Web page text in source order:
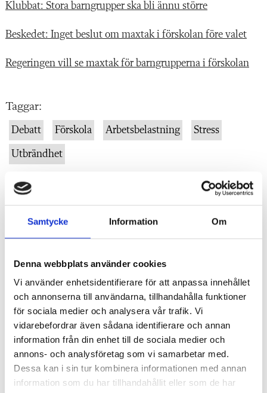
Samtycke Information Om
Denna webbplats använder cookies
Vi använder enhetsidentifierare för att anpassa innehållet
och annonserna till användarna, tillhandahålla funktioner
för sociala medier och analysera vår trafik. Vi
vidarebefordrar även sådana identifierare och annan
information från din enhet till de sociala medier och
annons- och analysföretag som vi samarbetar med.
Dessa kan i sin tur kombinera informationen med annan
information som du har tillhandahållit eller som de har
Klubbat: Stora barngrupper ska bli ännu större
Beskedet: Inget beslut om maxtak i förskolan före valet
Regeringen vill se maxtak för barngrupperna i förskolan
Taggar:
Debatt Förskola Arbetsbelastning Stress
Utbrändhet
Annons